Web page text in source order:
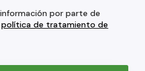
por parte de
política de tratamiento de